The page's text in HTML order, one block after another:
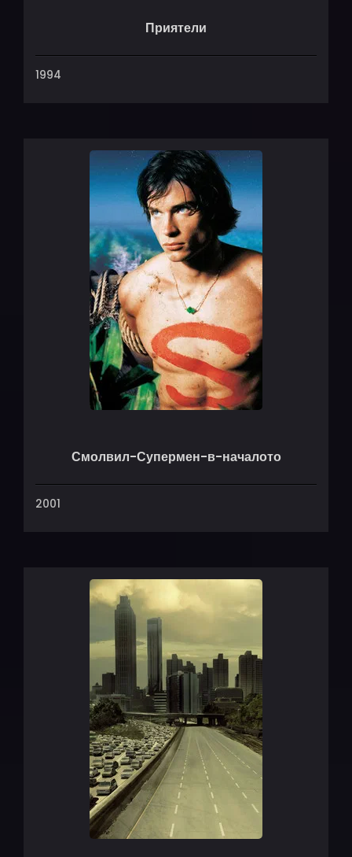
Приятели
1994
Смолвил-Супермен-в-началото
2001